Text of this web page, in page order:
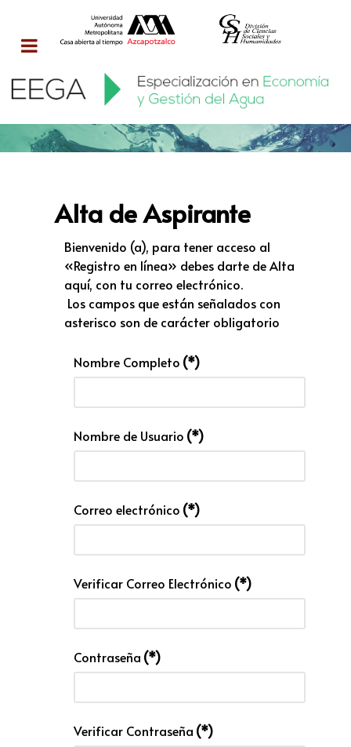
Alta de Aspirante
Bienvenido (a), para tener acceso al
«Registro en línea» debes darte de Alta
aquí, con tu correo electrónico.
Los campos que están señalados con
asterisco son de carácter obligatorio
Nombre Completo (*)
Nombre de Usuario (*)
Correo electrónico (*)
Verificar Correo Electrónico (*)
Contraseña (*)
Verificar Contraseña (*)